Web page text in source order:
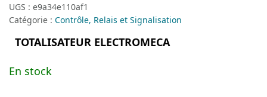
UGS : e9a34e110af1
Catégorie : Contrôle, Relais et Signalisation
TOTALISATEUR ELECTROMECA
En stock